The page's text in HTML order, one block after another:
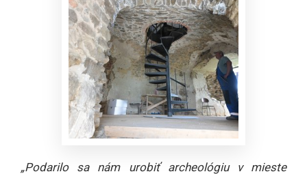
„Podarilo sa nám urobiť archeológiu v mieste